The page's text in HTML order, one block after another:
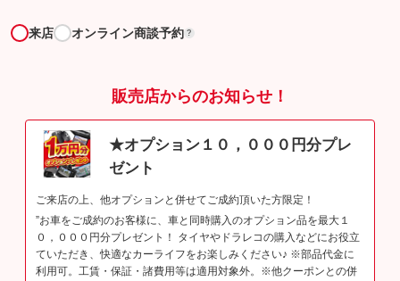
来店 オンライン商談予約 ?
販売店からのお知らせ！
★オプション１０，０００円分プレ
ゼント
ご来店の上、他オプションと併せてご成約頂いた方限定！
”お車をご成約のお客様に、車と同時購入のオプション品を最大１
０，０００円分プレゼント！ タイヤやドラレコの購入などにお役立
ていただき、快適なカーライフをお楽しみください♪ ※部品代金に
利用可。工賃・保証・諸費用等は適用対象外。※他クーポンとの併